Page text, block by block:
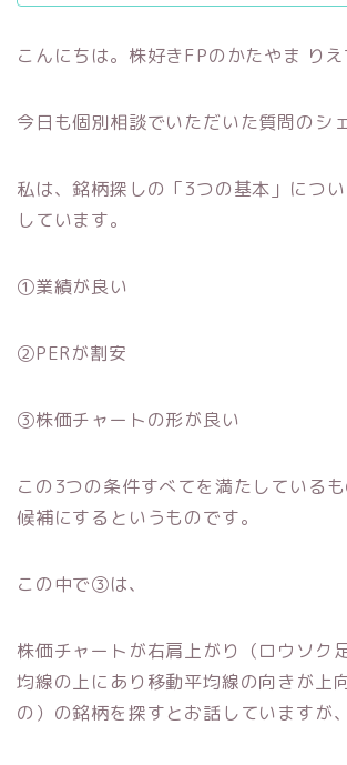
こんにちは。株好きFPのかたやま りえ
今日も個別相談でいただいた質問のシ
私は、銘柄探しの「3つの基本」につ
しています。
①業績が良い
②PERが割安
③株価チャートの形が良い
この3つの条件すべてを満たしている
候補にするというものです。
この中で③は、
株価チャートが右肩上がり（ロウソク
均線の上にあり移動平均線の向きが上
の）の銘柄を探すとお話していますが、